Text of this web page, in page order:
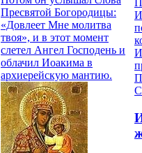
Пресвятой Богородицы:
«Довлеет Мне молитва
твоя», и в этот момент
слетел Ангел Господень и
облачил Иоакима в
архиерейскую мантию.